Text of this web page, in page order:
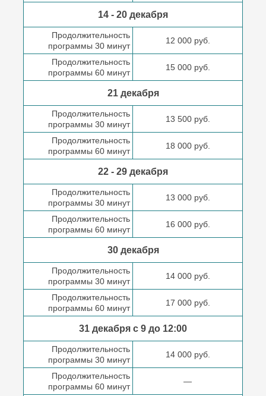
14 - 20 декабря
Продолжительность
программы 30 минут
12 000 руб.
Продолжительность
программы 60 минут
15 000 руб.
21 декабря
Продолжительность
программы 30 минут
13 500 руб.
Продолжительность
программы 60 минут
18 000 руб.
22 - 29 декабря
Продолжительность
программы 30 минут
13 000 руб.
Продолжительность
программы 60 минут
16 000 руб.
30 декабря
Продолжительность
программы 30 минут
14 000 руб.
Продолжительность
программы 60 минут
17 000 руб.
31 декабря с 9 до 12:00
Продолжительность
программы 30 минут
14 000 руб.
Продолжительность
программы 60 минут
—